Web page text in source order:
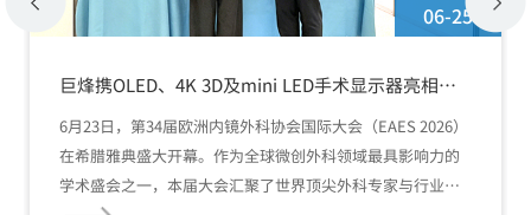
06-25
巨烽携OLED、4K 3D及mini LED手术显示器亮相
6月23日，第34届欧洲内镜外科协会国际大会（EAES 2026）
在希腊雅典盛大开幕。作为全球微创外科领域最具影响力的
学术盛会之一，本届大会汇聚了世界顶尖外科专家与行业先